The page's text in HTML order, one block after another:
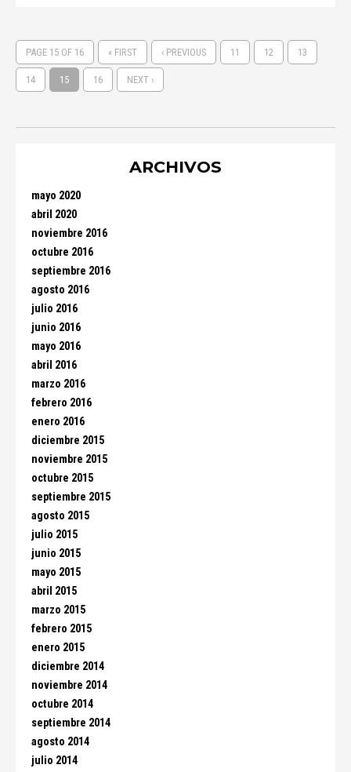
PAGE 15 OF 16 « FIRST ‹ PREVIOUS 11 12 13
14 15 16 NEXT ›
ARCHIVOS
mayo 2020
abril 2020
noviembre 2016
octubre 2016
septiembre 2016
agosto 2016
julio 2016
junio 2016
mayo 2016
abril 2016
marzo 2016
febrero 2016
enero 2016
diciembre 2015
noviembre 2015
octubre 2015
septiembre 2015
agosto 2015
julio 2015
junio 2015
mayo 2015
abril 2015
marzo 2015
febrero 2015
enero 2015
diciembre 2014
noviembre 2014
octubre 2014
septiembre 2014
agosto 2014
julio 2014